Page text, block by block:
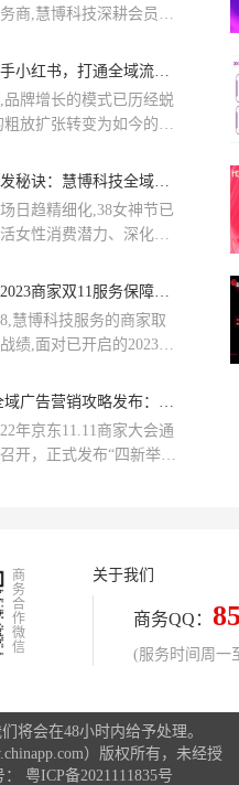
商,慧博科技深耕会员运
求与平台最新规则,每年
破冰到复购深耕,助力商
化各环节痛点,实现会员
先机。一起来看看今年
变化吧!
慧博科技携手小红书，打通全域流量“任督二脉”，助商家力生意高效增长
品牌增长的模式已历经蜕
粗放扩张转变为如今的全
牌深耕细作、促进增长的
社交内容,迅速崛起为商
流量沃土。
38女神节爆发秘诀：慧博科技全域CRM营销策略助力品牌用户高效增长与转化
日趋精细化,38女神节已
女性消费潜力、深化用
营服务商,慧博科技基于
户的实战经验,持续为品
“人群洞察”到“全链路转
慧博科技【2023商家双11服务保障计划】来袭！全力护航商家双11生意增长
慧博科技服务的商家取
绩,面对已开启的2023双
服务经验,用最谨慎、最
产品和贴心的服务,用全面
家赢战双11!
京东11.11全域广告营销攻略发布：全域流量唤新促活 助力商家用户增长
年京东11.11商家大会通
开，正式发布“四新举
商
务
合
作
微
信
关于我们
商务QQ：
(服务时间周一
将会在48小时内给予处理。
）版权所有，未经授
粤ICP备2021111835号